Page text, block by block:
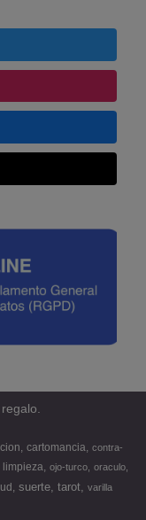
cartomancia
contra-
limpieza ojo-turco oraculo
suerte tarot varilla